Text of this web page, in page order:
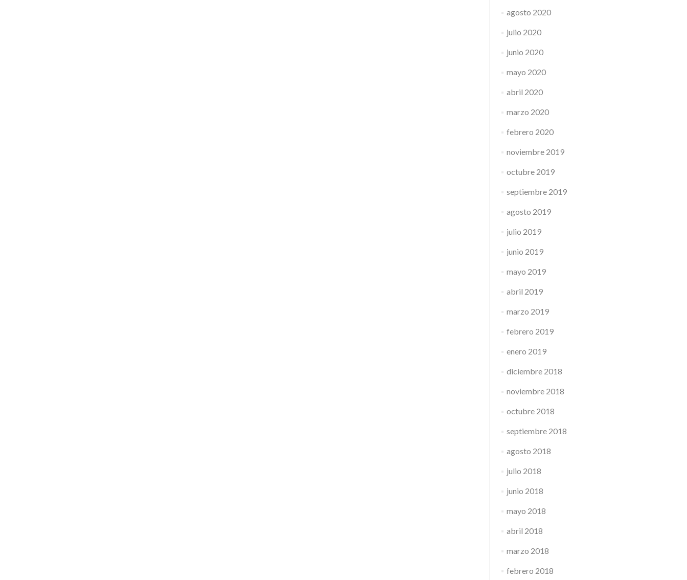
agosto 2020
julio 2020
junio 2020
mayo 2020
abril 2020
marzo 2020
febrero 2020
noviembre 2019
octubre 2019
septiembre 2019
agosto 2019
julio 2019
junio 2019
mayo 2019
abril 2019
marzo 2019
febrero 2019
enero 2019
diciembre 2018
noviembre 2018
octubre 2018
septiembre 2018
agosto 2018
julio 2018
junio 2018
mayo 2018
abril 2018
marzo 2018
febrero 2018